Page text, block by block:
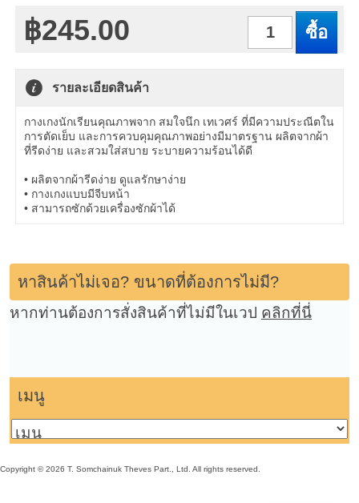
฿245.00
รายละเอียดสินค้า
กางเกงนักเรียนคุณภาพจาก สมใจนึก เทเวศร์ ที่มีความประณีตใน
การตัดเย็บ และการควบคุมคุณภาพอย่างมีมาตรฐาน ผลิตจากผ้า
ที่รีดง่าย และสวมใส่สบาย ระบายความร้อนได้ดี
• ผลิตจากผ้ารีดง่าย ดูแลรักษาง่าย
• กางเกงแบบมีจีบหน้า
• สามารถซักด้วยเครื่องซักผ้าได้
หาสินค้าไม่เจอ? ขนาดที่ต้องการไม่มี?
หากท่านต้องการสั่งสินค้าที่ไม่มีในเวป คลิกที่นี่
เมนู
Copyright © 2026 T. Somchainuk Theves Part., Ltd. All rights reserved.